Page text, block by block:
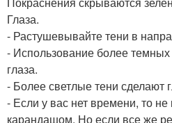
Глаза.
- Растушевывайте тени в
- Использование более темных
глаза.
- Более светлые тени сделают
- Если у вас нет времени, то
карандашом. Но если все же